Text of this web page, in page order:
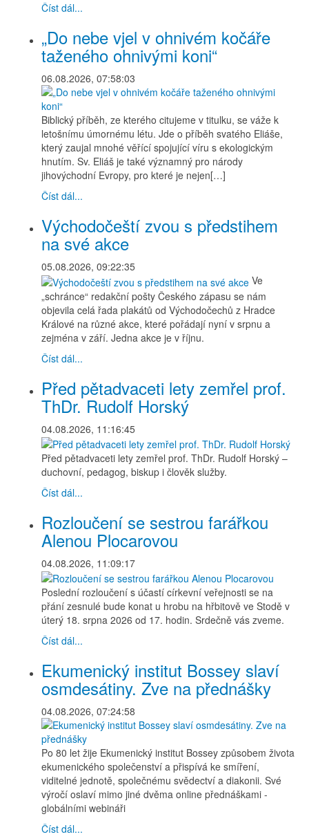
Číst dál...
„Do nebe vjel v ohnivém kočáře
taženého ohnivými koni“
06.08.2026, 07:58:03
Biblický příběh, ze kterého citujeme v titulku, se váže k
letošnímu úmornému létu. Jde o příběh svatého Eliáše,
který zaujal mnohé věřící spojující víru s ekologickým
hnutím. Sv. Eliáš je také významný pro národy
jihovýchodní Evropy, pro které je nejen[…]
Číst dál...
Východočeští zvou s předstihem
na své akce
05.08.2026, 09:22:35
Ve
„schránce“ redakční pošty Českého zápasu se nám
objevila celá řada plakátů od Východočechů z Hradce
Králové na různé akce, které pořádají nyní v srpnu a
zejména v září. Jedna akce je v říjnu.
Číst dál...
Před pětadvaceti lety zemřel prof.
ThDr. Rudolf Horský
04.08.2026, 11:16:45
Před pětadvaceti lety zemřel prof. ThDr. Rudolf Horský –
duchovní, pedagog, biskup i člověk služby.
Číst dál...
Rozloučení se sestrou farářkou
Alenou Plocarovou
04.08.2026, 11:09:17
Poslední rozloučení s účastí církevní veřejnosti se na
přání zesnulé bude konat u hrobu na hřbitově ve Stodě v
úterý 18. srpna 2026 od 17. hodin. Srdečně vás zveme.
Číst dál...
Ekumenický institut Bossey slaví
osmdesátiny. Zve na přednášky
04.08.2026, 07:24:58
Po 80 let žije Ekumenický institut Bossey způsobem života
ekumenického společenství a přispívá ke smíření,
viditelné jednotě, společnému svědectví a diakonii. Své
výročí oslaví mimo jiné dvěma online přednáškami -
globálními webináři
Číst dál...